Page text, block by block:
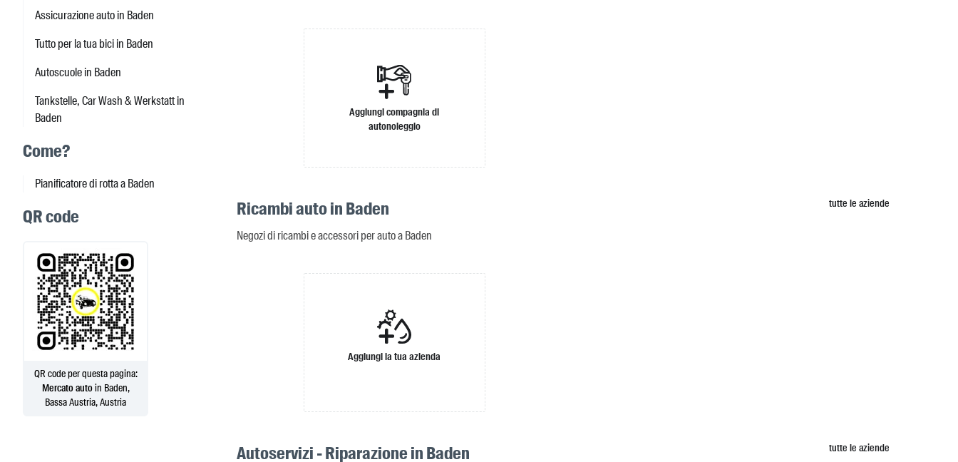
Assicurazione auto in Baden
Tutto per la tua bici in Baden
Autoscuole in Baden
Tankstelle, Car Wash & Werkstatt in
Baden
Come?
Pianificatore di rotta a Baden
QR code
QR code per questa pagina:
Mercato autoin Baden,
Bassa Austria, Austria
Aggiungi compagnia di
autonoleggio
Ricambi auto in Baden
Negozi di ricambi e accessori per auto a Baden
tutte le aziende
Aggiungi la tua azienda
Autoservizi - Riparazione in Baden tutte le aziende